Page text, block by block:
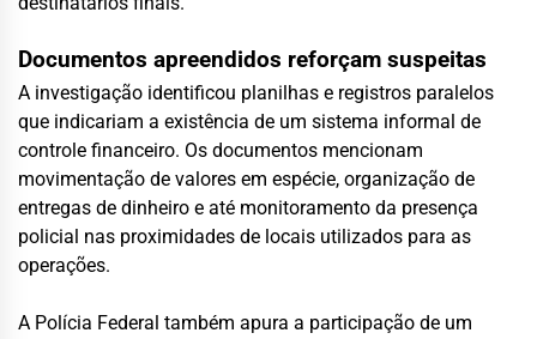
Documentos apreendidos reforçam suspeitas
A investigação identificou planilhas e registros paralelos
que indicariam a existência de um sistema informal de
controle financeiro. Os documentos mencionam
movimentação de valores em espécie, organização de
entregas de dinheiro e até monitoramento da presença
policial nas proximidades de locais utilizados para as
operações.
A Polícia Federal também apura a participação de um